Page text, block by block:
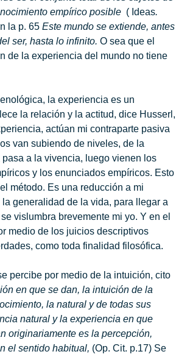
empírico posible ( Ideas.
la p. 65 Este mundo se extiende, antes
ser, hasta lo infinito. O sea que el
de la experiencia del mundo no tiene
la experiencia es un
la relación y la actitud, dice Husserl,
actúan mi contraparte pasiva
van subiendo de niveles, de la
a la vivencia, luego vienen los
y los enunciados empíricos. Esto
método. Es una reducción a mi
generalidad de la vida, para llegar a
vislumbra brevemente mi yo. Y en el
medio de los juicios descriptivos
como toda finalidad filosófica.
percibe por medio de la intuición, cito
en que se dan, la intuición de la
la natural y de todas sus
natural y la experiencia en que
originariamente es la percepción,
el sentido habitual, (Op. Cit. p.17) Se